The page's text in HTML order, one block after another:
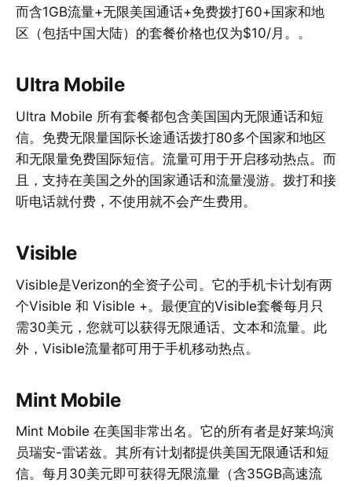
而含1GB流量+无限美国通话+免费拨打60+国家和地
区（包括中国大陆）的套餐价格也仅为$10/月。。
Ultra Mobile
Ultra Mobile 所有套餐都包含美国国内无限通话和短
信。免费无限量国际长途通话拨打80多个国家和地区
和无限量免费国际短信。流量可用于开启移动热点。而
且，支持在美国之外的国家通话和流量漫游。拨打和接
听电话就付费，不使用就不会产生费用。
Visible
Visible是Verizon的全资子公司。它的手机卡计划有两
个Visible 和 Visible +。最便宜的Visible套餐每月只
需30美元，您就可以获得无限通话、文本和流量。此
外，Visible流量都可用于手机移动热点。
Mint Mobile
Mint Mobile 在美国非常出名。它的所有者是好莱坞演
员瑞安-雷诺兹。其所有计划都提供美国无限通话和短
信。每月30美元即可获得无限流量（含35GB高速流